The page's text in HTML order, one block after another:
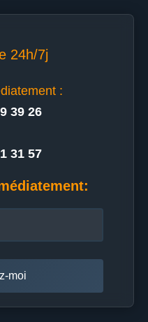
24h/7j
:
39 26
31 57